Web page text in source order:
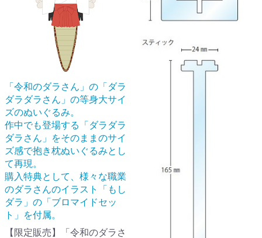
「令和のダラさん」の「ダラ
ダラダラさん」の等身大サイ
ズのぬいぐるみ。
作中でも登場する「ダラダラ
ダラさん」をそのままのサイ
ズ感で抱き枕ぬいぐるみとし
て再現。
購入特典として、様々な職業
のダラさんのイラスト「もし
ダラ」の「ブロマイドセッ
ト」を付属。
【限定販売】「令和のダラさ